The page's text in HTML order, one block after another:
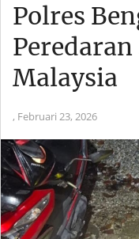
Polres
Peredaran
Malaysia
, Februari 23, 2026